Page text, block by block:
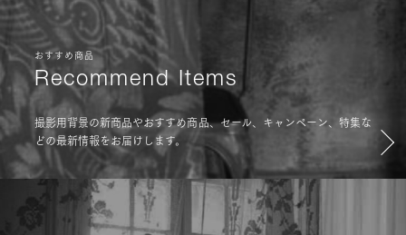
おすすめ商品
Recommend Items
撮影用背景の新商品やおすすめ商品、セール、キャンペーン、特集な
どの最新情報をお届けします。